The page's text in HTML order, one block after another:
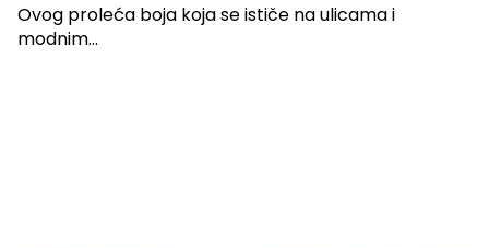
Ovog proleća boja koja se ističe na ulicama i
modnim...